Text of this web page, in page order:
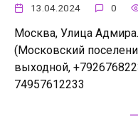
13.04.2024 0
Москва, Улица
(Московский
выходной,
74957612233